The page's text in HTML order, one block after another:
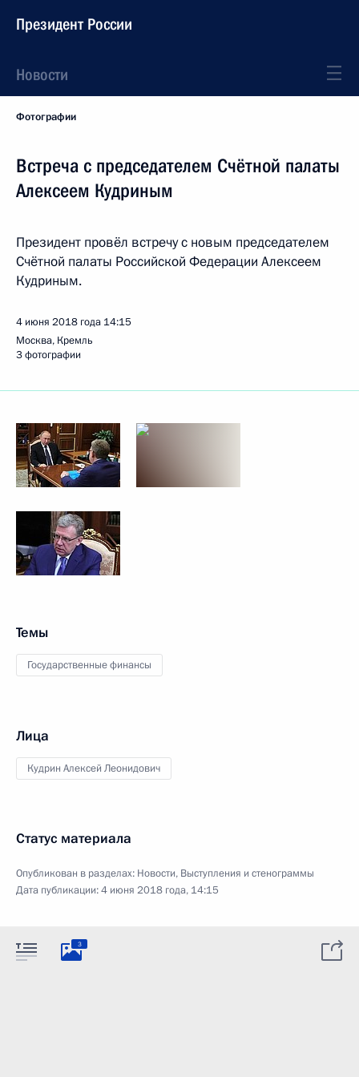
Президент России
Новости
Фотографии
Встреча с председателем Счётной палаты
Алексеем Кудриным
Президент провёл встречу с новым председателем
Счётной палаты Российской Федерации Алексеем
Кудриным.
4 июня 2018 года 14:15
Москва, Кремль
3 фотографии
Темы
Государственные финансы
Лица
Кудрин Алексей Леонидович
Статус материала
Опубликован в разделах: Новости, Выступления и стенограммы
Дата публикации:4 июня 2018 года, 14:15
3